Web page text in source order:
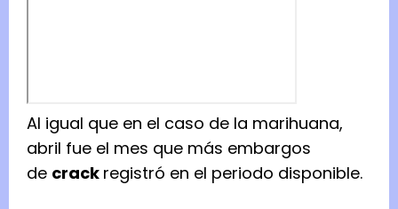
Al igual que en el caso de la marihuana,
abril fue el mes que más embargos
de crack registró en el periodo disponible.